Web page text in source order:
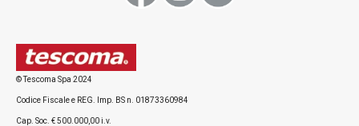
Tutti i prodotti della linea UNO VINO
© Tescoma Spa 2024
Codice Fiscale e REG. Imp. BS n. 01873360984
Cap. Soc. € 500.000,00 i.v.